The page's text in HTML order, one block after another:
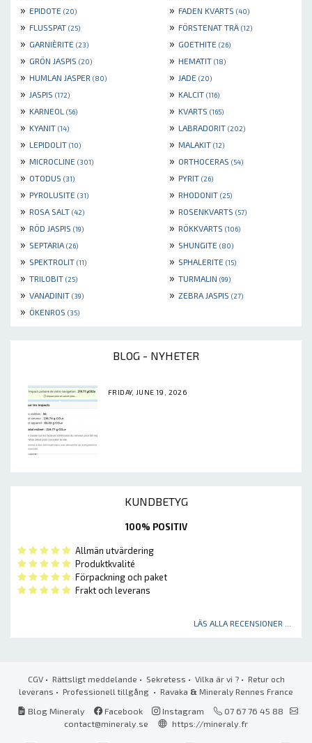
» EPIDOTE (20) » FADEN KVARTS (40)
» FLUSSPAT (25) » FÖRSTENAT TRÄ (12)
» GARNIÈRITE (23) » GOETHITE (26)
» GRÖN JASPIS (20) » HEMATIT (18)
» HUMLAN JASPER (80) » JADE (20)
» JASPIS (172) » KALCIT (116)
» KARNEOL (56) » KVARTS (165)
» KYANIT (14) » LABRADORIT (202)
» LEPIDOLIT (10) » MALAKIT (12)
» MICROCLINE (301) » ORTHOCERAS (54)
» OTODUS (31) » PYRIT (26)
» PYROLUSITE (31) » RHODONIT (25)
» ROSA SALT (42) » ROSENKVARTS (57)
» RÖD JASPIS (19) » RÖKKVARTS (106)
» SEPTARIA (26) » SHUNGITE (80)
» SPEKTROLIT (11) » SPHALERITE (15)
» TRILOBIT (25) » TURMALIN (99)
» VANADINIT (39) » ZEBRA JASPIS (27)
» ÖKENROS (35)
BLOG - NYHETER
FRIDAY, JUNE 19, 2026
KUNDBETYG
100% POSITIV
Allmän utvärdering
Produktkvalité
Förpackning och paket
Frakt och leverans
LÄS ALLA RECENSIONER ...
CGV• Rättsligt meddelande • Sekretess • Vilka är vi ?• Retur och
leverans • Professionell tillgång • Ravaka & Mineraly Rennes France
Blog Mineraly
Facebook Instagram
07 67 76 45 88
contact@mineraly.se
https://mineraly.fr